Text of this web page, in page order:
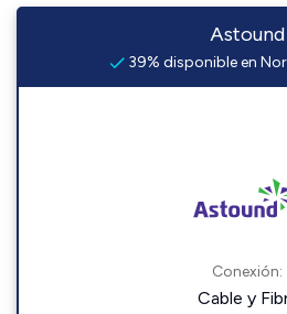
Astound
39% disponible en
Conexión:
Cable y